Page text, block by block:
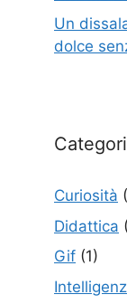
Un
dolce
Curiosità
Didattica
Gif (1)